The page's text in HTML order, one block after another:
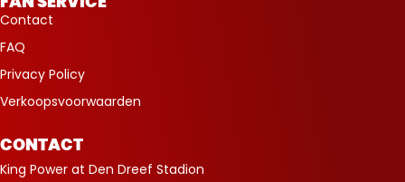
Contact
FAQ
Privacy Policy
Verkoopsvoorwaarden
CONTACT
King Power at Den Dreef Stadion